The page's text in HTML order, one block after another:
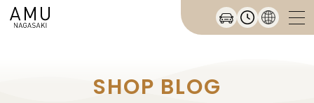
SHOP BLOG